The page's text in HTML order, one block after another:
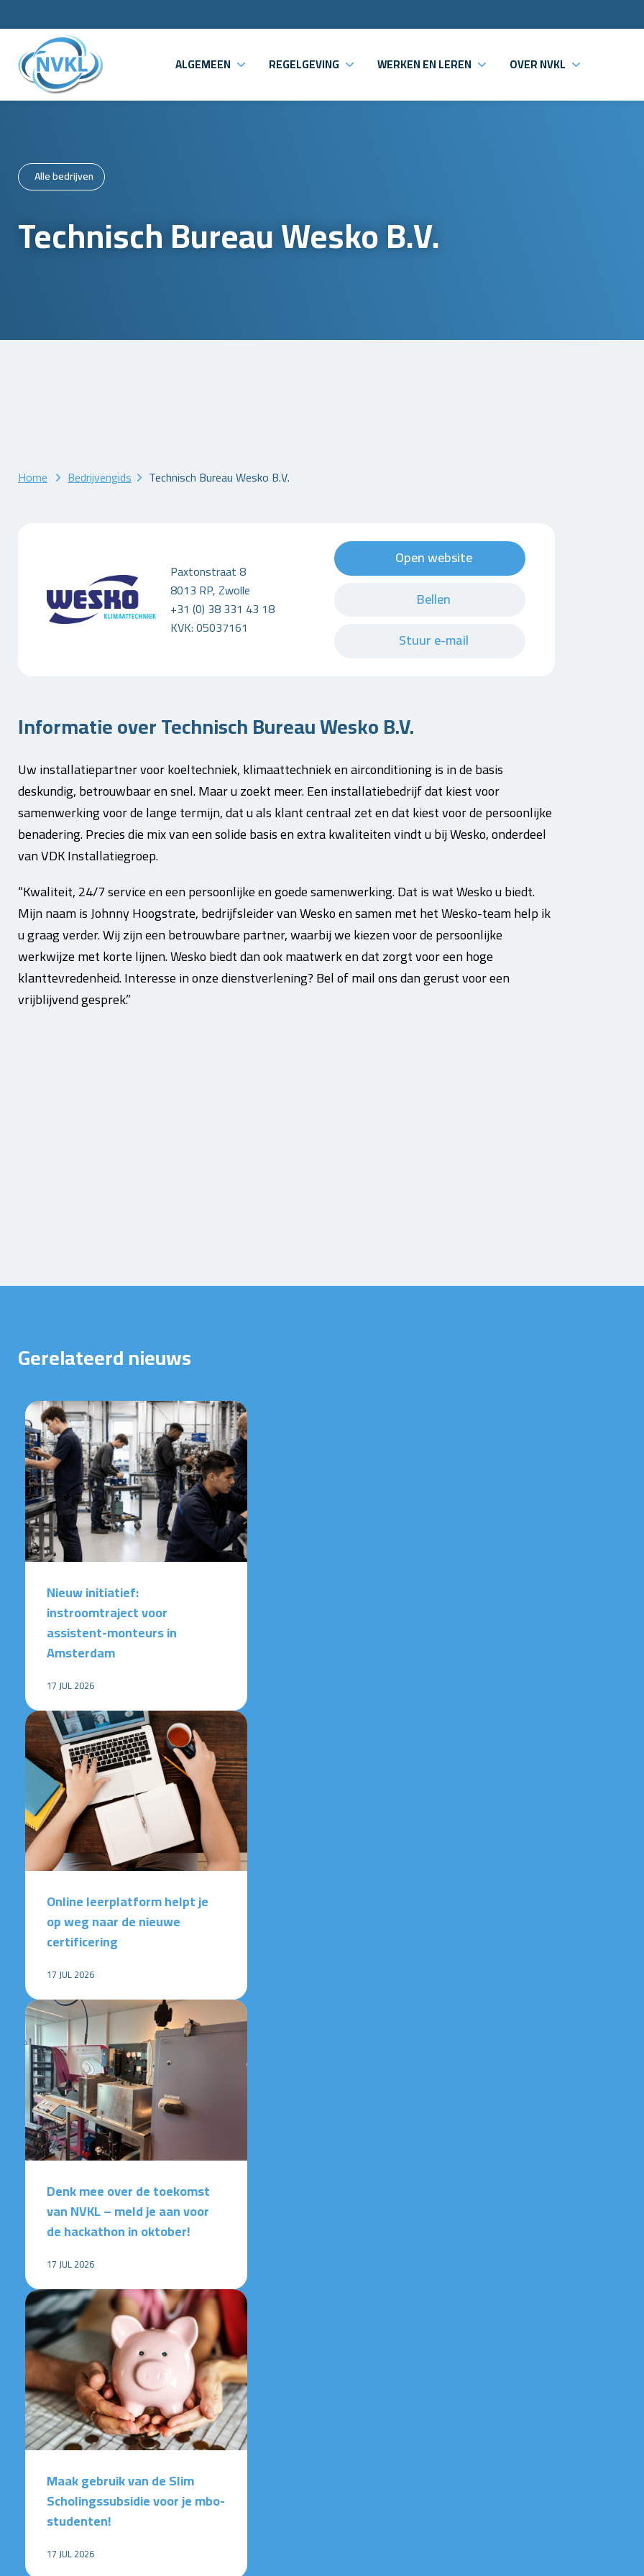
ALGEMEEN REGELGEVING WERKEN EN LEREN OVER NVKL
Alle bedrijven
Technisch Bureau Wesko B.V.
Home Bedrijvengids Technisch Bureau Wesko B.V.
Paxtonstraat 8
8013 RP, Zwolle
+31 (0) 38 331 43 18
KVK: 05037161
Open website
Bellen
Stuur e-mail
Informatie over Technisch Bureau Wesko B.V.
Uw installatiepartner voor koeltechniek, klimaattechniek en airconditioning is in de basis
deskundig, betrouwbaar en snel. Maar u zoekt meer. Een installatiebedrijf dat kiest voor
samenwerking voor de lange termijn, dat u als klant centraal zet en dat kiest voor de persoonlijke
benadering. Precies die mix van een solide basis en extra kwaliteiten vindt u bij Wesko, onderdeel
van VDK Installatiegroep.
“Kwaliteit, 24/7 service en een persoonlijke en goede samenwerking. Dat is wat Wesko u biedt.
Mijn naam is Johnny Hoogstrate, bedrijfsleider van Wesko en samen met het Wesko-team help ik
u graag verder. Wij zijn een betrouwbare partner, waarbij we kiezen voor de persoonlijke
werkwijze met korte lijnen. Wesko biedt dan ook maatwerk en dat zorgt voor een hoge
klanttevredenheid. Interesse in onze dienstverlening? Bel of mail ons dan gerust voor een
vrijblijvend gesprek.”
Gerelateerd nieuws
Nieuw initiatief:
instroomtraject voor
assistent-monteurs in
Amsterdam
17 JUL 2026
Online leerplatform helpt je
op weg naar de nieuwe
certificering
17 JUL 2026
Denk mee over de toekomst
van NVKL – meld je aan voor
de hackathon in oktober!
17 JUL 2026
Maak gebruik van de Slim
Scholingssubsidie voor je mbo-
studenten!
17 JUL 2026